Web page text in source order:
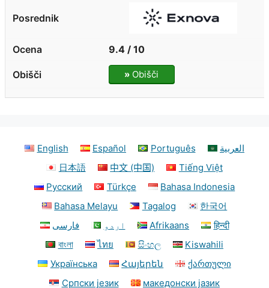
9.4 / 10
» Obišči
English Español Português
العربية
日本語
中文 (中国)
Tiếng Việt
Русский
Türkçe
Bahasa Indonesia
Bahasa Melayu
Tagalog
한국어
فارسی
اردو Afrikaans
हिन्दी
বাংলা
ไทย සිංහල
Kiswahili
Українська
Հայերեն
ქართული
Српски језик
македонски јазик